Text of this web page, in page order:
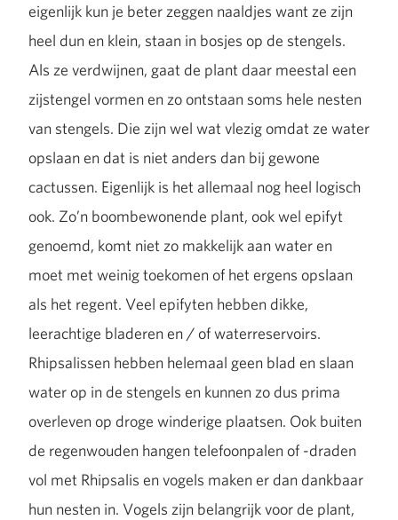
eigenlijk kun je beter zeggen naaldjes want ze zijn
heel dun en klein, staan in bosjes op de stengels.
Als ze verdwijnen, gaat de plant daar meestal een
zijstengel vormen en zo ontstaan soms hele nesten
van stengels. Die zijn wel wat vlezig omdat ze water
opslaan en dat is niet anders dan bij gewone
cactussen. Eigenlijk is het allemaal nog heel logisch
ook. Zo’n boombewonende plant, ook wel epifyt
genoemd, komt niet zo makkelijk aan water en
moet met weinig toekomen of het ergens opslaan
als het regent. Veel epifyten hebben dikke,
leerachtige bladeren en / of waterreservoirs.
Rhipsalissen hebben helemaal geen blad en slaan
water op in de stengels en kunnen zo dus prima
overleven op droge winderige plaatsen. Ook buiten
de regenwouden hangen telefoonpalen of -draden
vol met Rhipsalis en vogels maken er dan dankbaar
hun nesten in. Vogels zijn belangrijk voor de plant,